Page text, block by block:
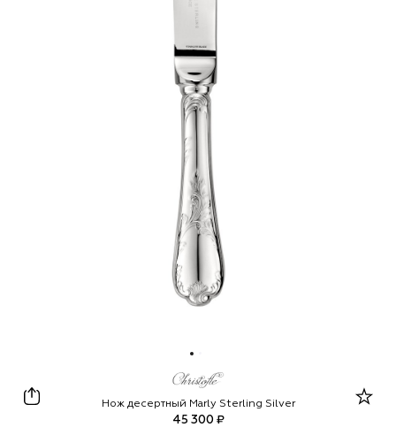
Christofle
Нож десертный Marly Sterling Silver
45 300 ₽